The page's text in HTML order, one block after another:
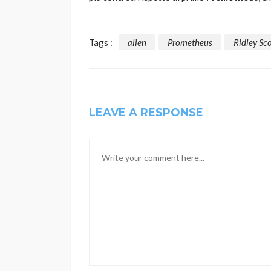
Tags : alien Prometheus Ridley
LEAVE A RESPONSE